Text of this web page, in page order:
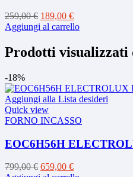
259,00€ Il
prezzo
era:
259,00 €.
189,00 €Il
prezzo
189,00 €.
Aggiungi al carrello
Prodotti visualizzati
-18%
Aggiungi alla Lista desideri
Quick view
FORNO INCASSO
EOC6H56H
799,00€ Il
659,00 €Il